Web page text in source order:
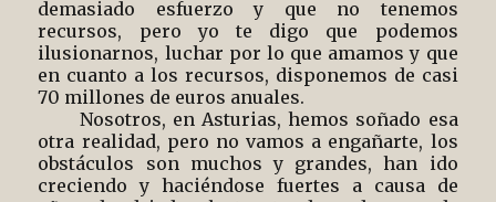
demasiado esfuerzo y que no tenemos
recursos, pero yo te digo que podemos
ilusionarnos, luchar por lo que amamos y que
en cuanto a los recursos, disponemos de casi
70 millones de euros anuales.
Nosotros, en Asturias, hemos soñado esa
otra realidad, pero no vamos a engañarte, los
obstáculos son muchos y grandes, han ido
creciendo y haciéndose fuertes a causa de